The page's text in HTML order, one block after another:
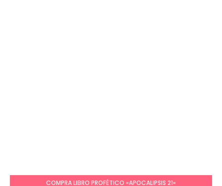
COMPRA LIBRO PROFÉTICO «APOCALIPSIS 21»